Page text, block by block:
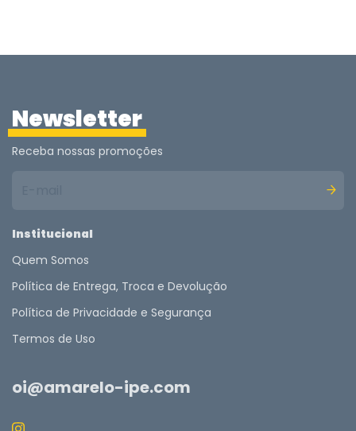
Newsletter
Receba nossas promoções
Institucional
Quem Somos
Política de Entrega, Troca e Devolução
Política de Privacidade e Segurança
Termos de Uso
oi@amarelo-ipe.com